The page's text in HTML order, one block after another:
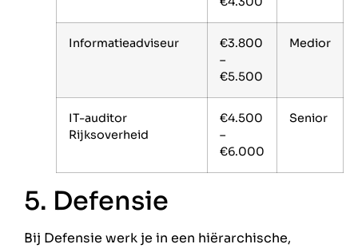
Informatieadviseur
€3.800
–
€5.500
Medior
IT-auditor
Rijksoverheid
€4.500
–
€6.000
Senior
5. Defensie
Bij Defensie werk je in een hiërarchische,